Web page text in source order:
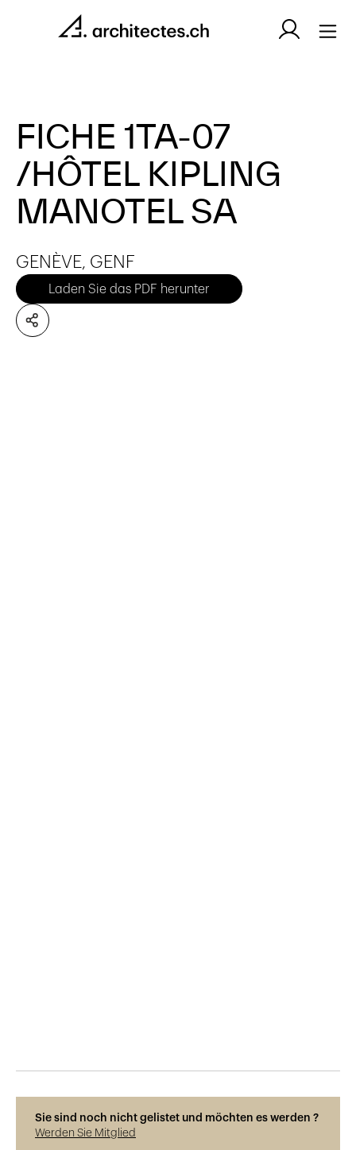
FICHE 1TA-07
/HÔTEL KIPLING
MANOTEL SA
GENÈVE, GENF
Laden Sie das PDF herunter
Sie sind noch nicht gelistet und möchten es werden ?
Werden Sie Mitglied